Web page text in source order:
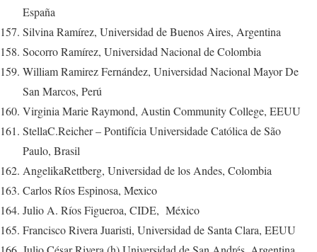
España
Silvina Ramírez, Universidad de Buenos Aires, Argentina
Socorro Ramírez, Universidad Nacional de Colombia
William Ramirez Fernández, Universidad Nacional Mayor De
San Marcos, Perú
Virginia Marie Raymond, Austin Community College, EEUU
StellaC.Reicher – Pontifícia Universidade Católica de São
Paulo, Brasil
AngelikaRettberg, Universidad de los Andes, Colombia
Carlos Ríos Espinosa, Mexico
Julio A. Ríos Figueroa, CIDE, México
Francisco Rivera Juaristi, Universidad de Santa Clara, EEUU